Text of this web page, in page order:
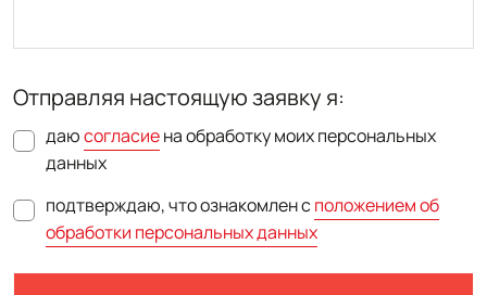
Отправляя настоящую заявку я:
даюсогласиена обработку моих персональных
данных
подтверждаю, что ознакомлен сположением об
обработки персональных данных